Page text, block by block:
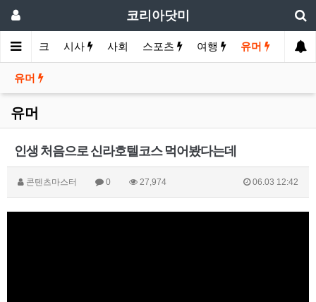
코리아닷미
바이크 시사 사회 스포츠 여행 유머
유머
유머
인생 처음으로 신라호텔코스 먹어봤다는데
콘텐츠마스터 0 27,974 06.03 12:42